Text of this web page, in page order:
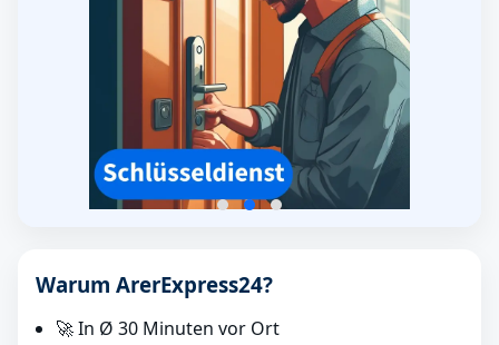
Warum ArerExpress24?
🚀 In Ø 30 Minuten vor Ort